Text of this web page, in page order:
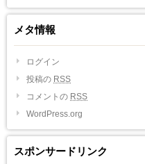
メタ情報
ログイン
投稿の RSS
コメントの RSS
WordPress.org
スポンサードリンク